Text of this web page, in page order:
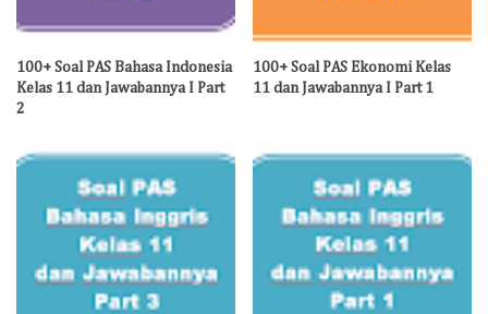
100+ Soal PAS Bahasa Indonesia
Kelas 11 dan Jawabannya I Part
2
100+ Soal PAS Ekonomi Kelas
11 dan Jawabannya I Part 1